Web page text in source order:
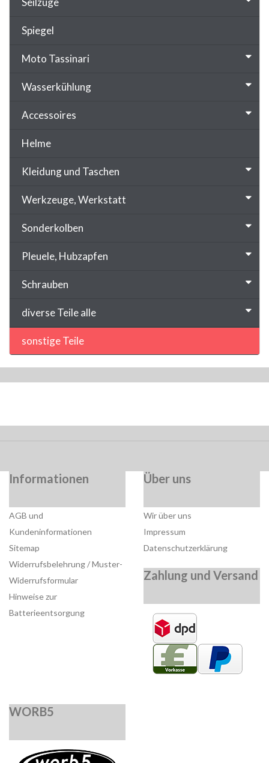
Spiegel
Moto Tassinari
Wasserkühlung
Accessoires
Helme
Kleidung und Taschen
Werkzeuge, Werkstatt
Sonderkolben
Pleuele, Hubzapfen
Schrauben
diverse Teile alle
sonstige Teile
Informationen
AGB und
Kundeninformationen
Sitemap
Widerrufsbelehrung / Muster-
Widerrufsformular
Hinweise zur
Batterieentsorgung
Über uns
Wir über uns
Impressum
Datenschutzerklärung
Zahlung und Versand
WORB5